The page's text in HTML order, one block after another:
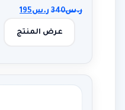
ر.س340 ر.س195
عرض المنتج